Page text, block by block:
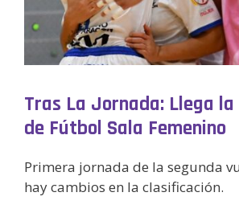
Tras La Jornada: Llega la
de Fútbol Sala Femenino
Primera jornada de la segunda
hay cambios en la clasificación.